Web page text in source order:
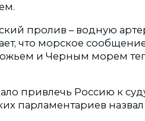
пролив – водную
что морское
и Черным морем
привлечь Россию к
парламентариев